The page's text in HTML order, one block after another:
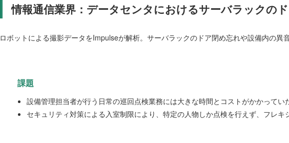
情報通信業界：データセンタにおけるサーバラックの
ロボットによる撮影データをImpulseが解析。サーバラックのドア閉め忘れや設備内の異
課題
設備管理担当者が行う日常の巡回点検業務には大きな時間とコストがかかっていた
セキュリティ対策による入室制限により、特定の人物しか点検を行えず、フレキ